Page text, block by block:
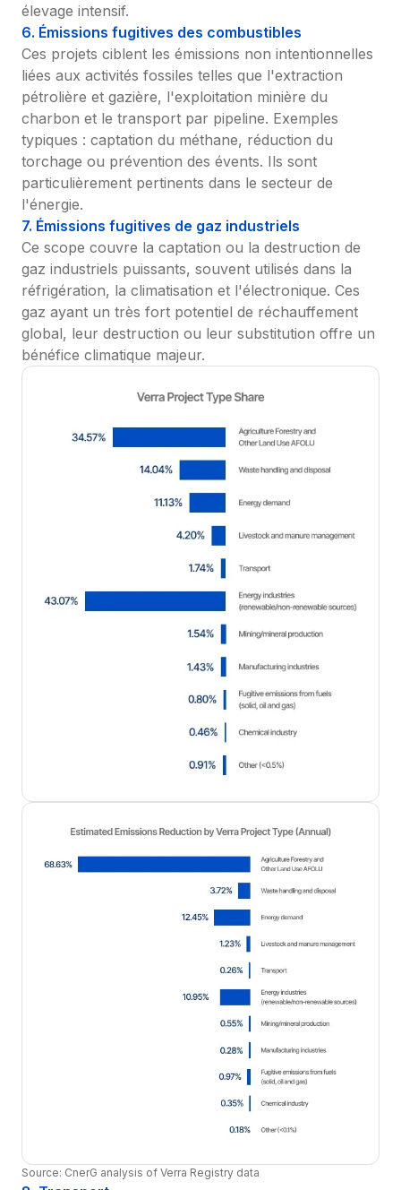
élevage intensif.
6. Émissions fugitives des combustibles
Ces projets ciblent les émissions non intentionnelles
liées aux activités fossiles telles que l'extraction
pétrolière et gazière, l'exploitation minière du
charbon et le transport par pipeline. Exemples
typiques : captation du méthane, réduction du
torchage ou prévention des évents. Ils sont
particulièrement pertinents dans le secteur de
l'énergie.
7. Émissions fugitives de gaz industriels
Ce scope couvre la captation ou la destruction de
gaz industriels puissants, souvent utilisés dans la
réfrigération, la climatisation et l'électronique. Ces
gaz ayant un très fort potentiel de réchauffement
global, leur destruction ou leur substitution offre un
bénéfice climatique majeur.
Source: CnerG analysis of Verra Registry data